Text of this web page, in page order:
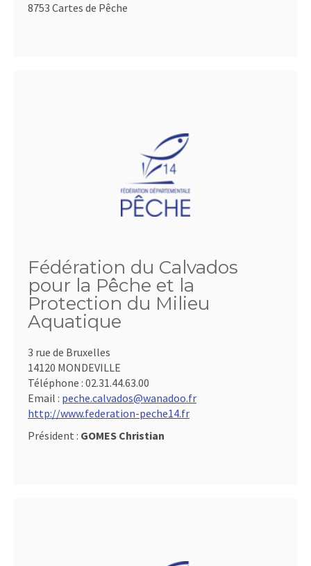
8753 Cartes de Pêche
Fédération du Calvados
pour la Pêche et la
Protection du Milieu
Aquatique
3 rue de Bruxelles
14120 MONDEVILLE
Téléphone : 02.31.44.63.00
Email : peche.calvados@wanadoo.fr
http://www.federation-peche14.fr
Président : GOMES Christian